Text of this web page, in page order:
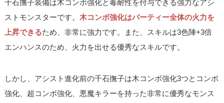
千石撫子装備は木コンボ強化と毒耐性を付与できる強力なアシ
ストモンスターです。木コンボ強化はパーティー全体の火力を
上昇できるため、非常に強力です。また、スキルは3色陣+3倍
エンハンスのため、火力を出せる優秀なスキルです。
しかし、アシスト進化前の千石撫子は木コンボ強化3つとコンボ
強化、超コンボ強化、悪魔キラーを持った非常に優秀なモンス